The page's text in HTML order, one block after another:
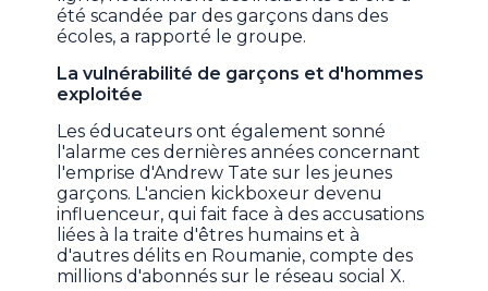
été scandée par des garçons dans des
écoles, a rapporté le groupe.
La vulnérabilité de garçons et d'hommes
exploitée
Les éducateurs ont également sonné
l'alarme ces dernières années concernant
l'emprise d'Andrew Tate sur les jeunes
garçons. L'ancien kickboxeur devenu
influenceur, qui fait face à des accusations
liées à la traite d'êtres humains et à
d'autres délits en Roumanie, compte des
millions d'abonnés sur le réseau social X.